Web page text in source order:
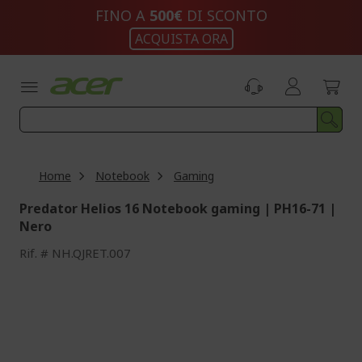
FINO A 500€ DI SCONTO
ACQUISTA ORA
Home Notebook Gaming
Predator Helios 16 Notebook gaming | PH16-71 |
Nero
Rif. NH.QJRET.007